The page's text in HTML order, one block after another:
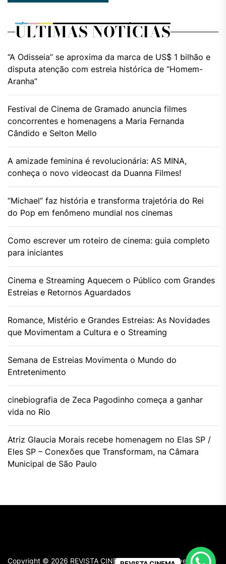
ÚLTIMAS NOTÍCIAS
“A Odisseia” se aproxima da marca de US$ 1 bilhão e
disputa atenção com estreia histórica de “Homem-
Aranha”
Festival de Cinema de Gramado anuncia filmes
concorrentes e homenagens a Maria Fernanda
Cândido e Selton Mello
A amizade feminina é revolucionária: AS MINA,
conheça o novo videocast da Duanna Filmes!
“Michael” faz história e transforma trajetória do Rei
do Pop em fenômeno mundial nos cinemas
Como escrever um roteiro de cinema: guia completo
para iniciantes
Cinema e Streaming Aquecem o Público com Grandes
Estreias e Retornos Aguardados
Romance, Mistério e Grandes Estreias: As Novidades
que Movimentam a Cultura e o Streaming
Semana de Estreias Movimenta o Mundo do
Entretenimento
cinebiografia de Zeca Pagodinho começa a ganhar
vida no Rio
Atriz Glaucia Morais recebe homenagem no Elas SP /
Eles SP – Conexões que Transformam, na Câmara
Municipal de São Paulo
Copyright © 2026 REVISTA CINEMA.All rights reserved.